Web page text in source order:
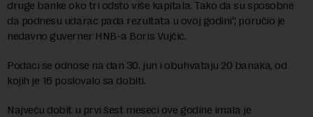
druge banke oko tri odsto više kapitala. Tako da su sposobne
da podnesu udarac pada rezultata u ovoj godini“, poručio je
nedavno guverner HNB-a Boris Vujčić.
Podaci se odnose na dan 30. jun i obuhvataju 20 banaka, od
kojih je 16 poslovalo sa dobiti.
Najveću dobit u prvi šest meseci ove godine imala je